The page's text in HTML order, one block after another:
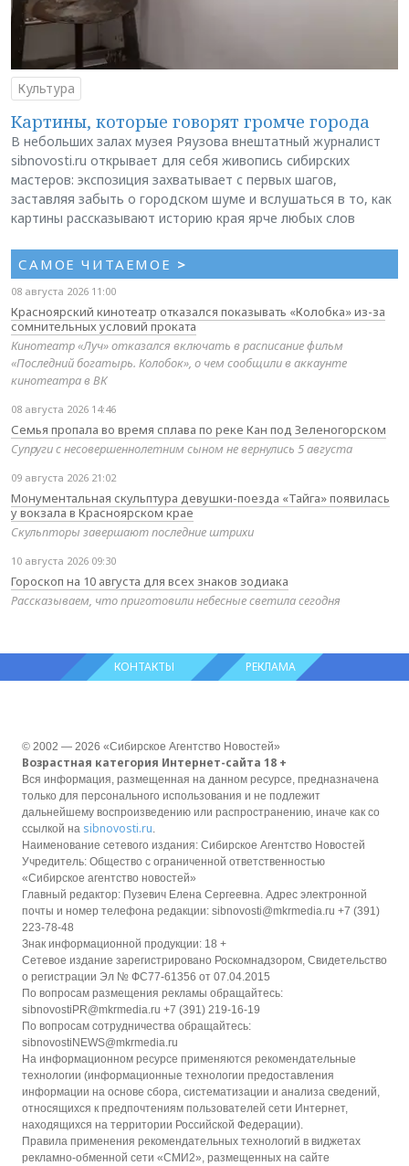
Культура
Картины, которые говорят громче города
В небольших залах музея Ряузова внештатный журналист
sibnovosti.ru открывает для себя живопись сибирских
мастеров: экспозиция захватывает с первых шагов,
заставляя забыть о городском шуме и вслушаться в то, как
картины рассказывают историю края ярче любых слов
САМОЕ ЧИТАЕМОЕ >
08 августа 2026 11:00
Красноярский кинотеатр отказался показывать «Колобка» из-за
сомнительных условий проката
Кинотеатр «Луч» отказался включать в расписание фильм
«Последний богатырь. Колобок», о чем сообщили в аккаунте
кинотеатра в ВК
08 августа 2026 14:46
Семья пропала во время сплава по реке Кан под Зеленогорском
Супруги с несовершеннолетним сыном не вернулись 5 августа
09 августа 2026 21:02
Монументальная скульптура девушки-поезда «Тайга» появилась
у вокзала в Красноярском крае
Скульпторы завершают последние штрихи
10 августа 2026 09:30
Гороскоп на 10 августа для всех знаков зодиака
Рассказываем, что приготовили небесные светила сегодня
КОНТАКТЫ РЕКЛАМА
© 2002 — 2026 «Сибирское Агентство Новостей»
Возрастная категория Интернет-сайта 18 +
Вся информация, размещенная на данном ресурсе, предназначена
только для персонального использования и не подлежит
дальнейшему воспроизведению или распространению, иначе как со
ссылкой на sibnovosti.ru.
Наименование сетевого издания: Сибирское Агентство Новостей
Учредитель: Общество с ограниченной ответственностью
«Сибирское агентство новостей»
Главный редактор: Пузевич Елена Сергеевна. Адрес электронной
почты и номер телефона редакции: sibnovosti@mkrmedia.ru +7 (391)
223-78-48
Знак информационной продукции: 18 +
Сетевое издание зарегистрировано Роскомнадзором, Свидетельство
о регистрации Эл № ФС77-61356 от 07.04.2015
По вопросам размещения рекламы обращайтесь:
sibnovostiPR@mkrmedia.ru +7 (391) 219-16-19
По вопросам сотрудничества обращайтесь:
sibnovostiNEWS@mkrmedia.ru
На информационном ресурсе применяются рекомендательные
технологии (информационные технологии предоставления
информации на основе сбора, систематизации и анализа сведений,
относящихся к предпочтениям пользователей сети Интернет,
находящихся на территории Российской Федерации).
Правила применения рекомендательных технологий в виджетах
рекламно-обменной сети «СМИ2», размещенных на сайте